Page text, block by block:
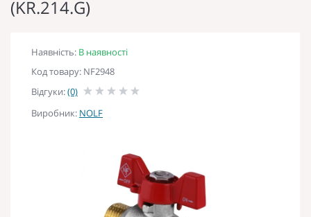
(KR.214.G)
Наявність: В наявності
Код товару: NF2948
Відгуки:(0)
Виробник: NOLF